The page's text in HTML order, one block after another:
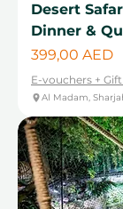
Desert
Dinner &
Цена
399,00 AED
E-vouchers +
Al Madam,